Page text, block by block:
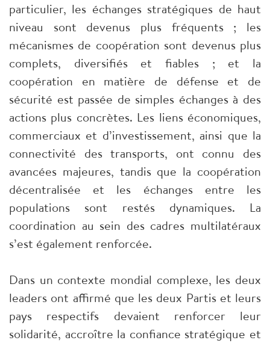
particulier, les échanges stratégiques de haut
niveau sont devenus plus fréquents ; les
mécanismes de coopération sont devenus plus
complets, diversifiés et fiables ; et la
coopération en matière de défense et de
sécurité est passée de simples échanges à des
actions plus concrètes. Les liens économiques,
commerciaux et d’investissement, ainsi que la
connectivité des transports, ont connu des
avancées majeures, tandis que la coopération
décentralisée et les échanges entre les
populations sont restés dynamiques. La
coordination au sein des cadres multilatéraux
s’est également renforcée.
Dans un contexte mondial complexe, les deux
leaders ont affirmé que les deux Partis et leurs
pays respectifs devaient renforcer leur
solidarité, accroître la confiance stratégique et